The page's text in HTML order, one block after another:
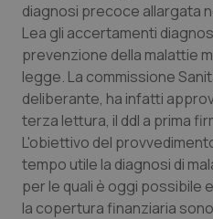
Friuli Venezia Giulia
Lazio
Liguria
Lombardia
Marche
Dermatite Atopica
Diabete & glucometri
Disturbi dell’umore
Dolore
Donna & Salute
diagnosi precoce allargata
Lea gli accertamenti
prevenzione della malattie
legge. La commissione
deliberante, ha infatti
terza lettura, il ddl a prima
L'obiettivo del
tempo utile la diagnosi di
per le quali è oggi possibile
la copertura finanziaria